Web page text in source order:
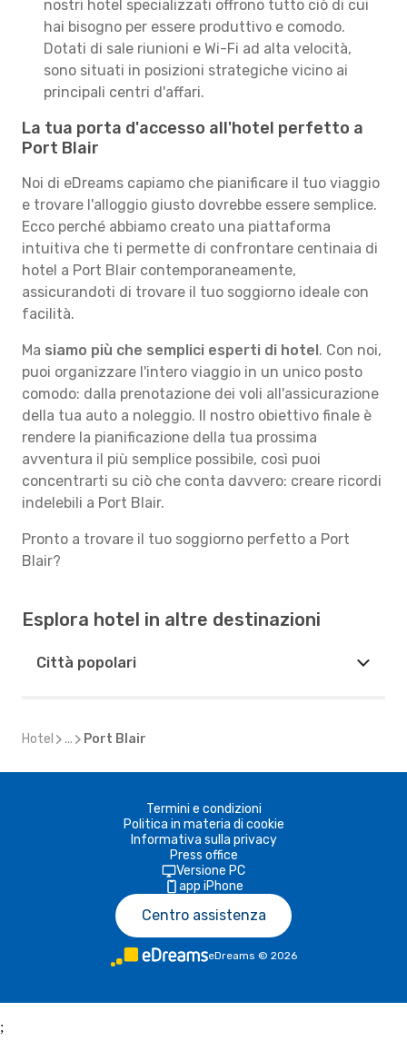
nostri hotel specializzati offrono tutto ciò di cui
hai bisogno per essere produttivo e comodo.
Dotati di sale riunioni e Wi-Fi ad alta velocità,
sono situati in posizioni strategiche vicino ai
principali centri d'affari.
La tua porta d'accesso all'hotel perfetto a
Port Blair
Noi di eDreams capiamo che pianificare il tuo viaggio
e trovare l'alloggio giusto dovrebbe essere semplice.
Ecco perché abbiamo creato una piattaforma
intuitiva che ti permette di confrontare centinaia di
hotel a Port Blair contemporaneamente,
assicurandoti di trovare il tuo soggiorno ideale con
facilità.
Ma siamo più che semplici esperti di hotel. Con noi,
puoi organizzare l'intero viaggio in un unico posto
comodo: dalla prenotazione dei voli all'assicurazione
della tua auto a noleggio. Il nostro obiettivo finale è
rendere la pianificazione della tua prossima
avventura il più semplice possibile, così puoi
concentrarti su ciò che conta davvero: creare ricordi
indelebili a Port Blair.
Pronto a trovare il tuo soggiorno perfetto a Port
Blair?
Esplora hotel in altre destinazioni
Città popolari
Hotel ... Port Blair
Termini e condizioni
Politica in materia di cookie
Informativa sulla privacy
Press office
Versione PC
app iPhone
Centro assistenza
eDreams © 2026
;